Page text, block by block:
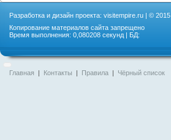
Разработка и дизайн проекта: visitempire.ru | © 2015
Копирование материалов сайта запрещено
Время выполнения: 0,080208 секунд | БД:
Главная | Контакты | Правила | Чёрный список